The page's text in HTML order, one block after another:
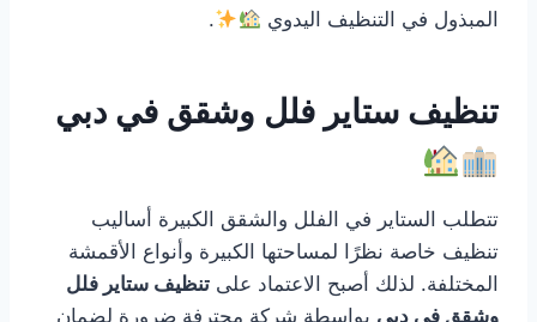
المبذول في التنظيف اليدوي .
تنظيف ستاير فلل وشقق في دبي
تتطلب الستاير في الفلل والشقق الكبيرة أساليب
تنظيف خاصة نظرًا لمساحتها الكبيرة وأنواع الأقمشة
المختلفة. لذلك أصبح الاعتماد على تنظيف ستاير فلل
وشقق في دبي بواسطة شركة محترفة ضرورة لضمان